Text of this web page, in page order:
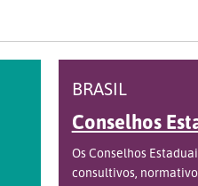
BRASIL
Conselhos
Os Conselhos
consultivos,